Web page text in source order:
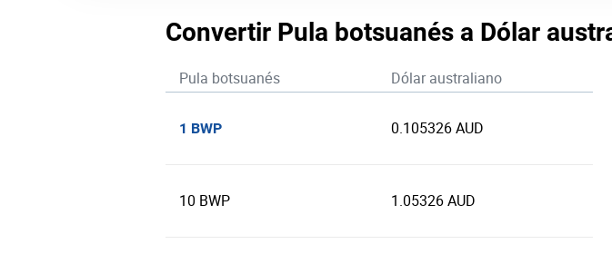
Convertir Pula botsuanés a Dólar
Pula botsuanés Dólar australiano
1 BWP 0.105326 AUD
10 BWP 1.05326 AUD